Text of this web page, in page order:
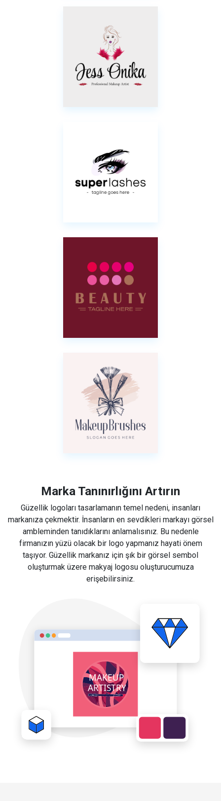
Marka Tanınırlığını Artırın
Güzellik logoları tasarlamanın temel nedeni, insanları
markanıza çekmektir. İnsanların en sevdikleri markayı görsel
ambleminden tanıdıklarını anlamalısınız. Bu nedenle
firmanızın yüzü olacak bir logo yapmanız hayati önem
taşıyor. Güzellik markanız için şık bir görsel sembol
oluşturmak üzere makyaj logosu oluşturucumuza
erişebilirsiniz.